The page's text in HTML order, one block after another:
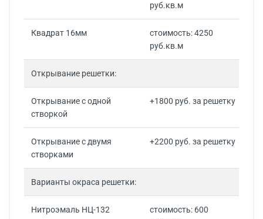
руб.кв.м
Квадрат 16мм
стоимость: 4250
руб.кв.м
Открывание решетки:
Открывание с одной
створкой
+1800 руб. за решетку
Открывание с двумя
створками
+2200 руб. за решетку
Варианты окраса решетки:
Нитроэмаль НЦ-132
стоимость: 600